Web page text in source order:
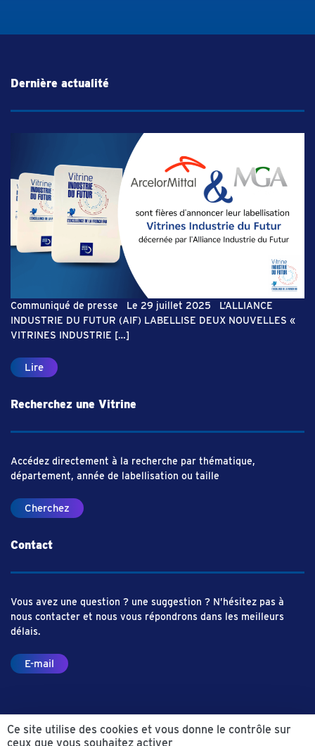
Dernière actualité
Communiqué de presse Le 29 juillet 2025 L’ALLIANCE
INDUSTRIE DU FUTUR (AIF) LABELLISE DEUX NOUVELLES «
VITRINES INDUSTRIE […]
Lire
Recherchez une Vitrine
Accédez directement à la recherche par thématique,
département, année de labellisation ou taille
Cherchez
Contact
Vous avez une question ? une suggestion ? N’hésitez pas à
nous contacter et nous vous répondrons dans les meilleurs
délais.
E-mail
Ce site utilise des cookies et vous donne le contrôle sur
ceux que vous souhaitez activer